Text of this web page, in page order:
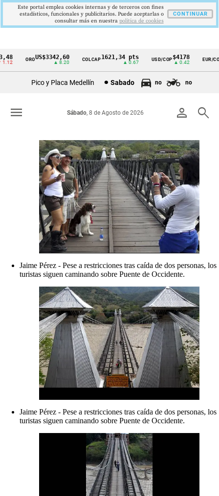
Cintillo
Colombia
OROUS$3342,60
▲ 8.20
COLCAP1621,34 pts
▲ 0.67
USD/COP$4178
▲ 0.42
EUR/COP
Pico y Placa Medellín Sabado no no
person search
Sábado, 8 de Agosto de 2026
menu
Jaime Pérez - Pese a restricciones tras caída de dos personas, los
turistas siguen caminando sobre Puente de Occidente.
Jaime Pérez - Pese a restricciones tras caída de dos personas, los
turistas siguen caminando sobre Puente de Occidente.
Este portal emplea cookies internas y de terceros con fines
estadísticos, funcionales y publicitarios. Puede aceptarlas o
consultar más en nuestra politica de cookies
CONTINUAR